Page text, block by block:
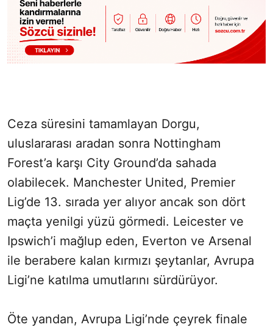
Ceza süresini tamamlayan Dorgu,
uluslararası aradan sonra Nottingham
Forest’a karşı City Ground’da sahada
olabilecek. Manchester United, Premier
Lig’de 13. sırada yer alıyor ancak son dört
maçta yenilgi yüzü görmedi. Leicester ve
Ipswich’i mağlup eden, Everton ve Arsenal
ile berabere kalan kırmızı şeytanlar, Avrupa
Ligi’ne katılma umutlarını sürdürüyor.
Öte yandan, Avrupa Ligi’nde çeyrek finale